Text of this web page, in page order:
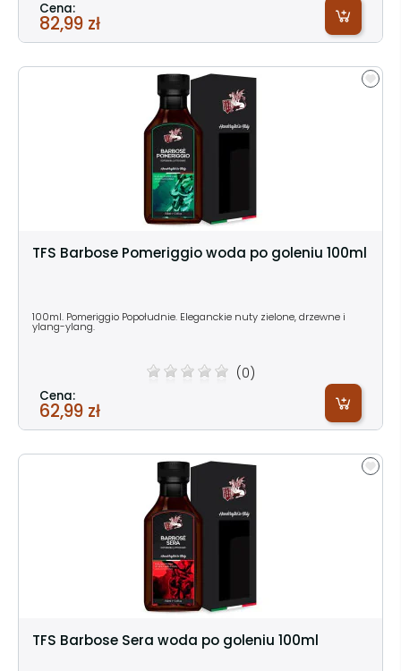
Cena:
82,99 zł
TFS Barbose Pomeriggio woda po goleniu 100ml
100ml. Pomeriggio Popołudnie. Eleganckie nuty zielone, drzewne i
ylang-ylang.
(0)
Cena:
62,99 zł
TFS Barbose Sera woda po goleniu 100ml